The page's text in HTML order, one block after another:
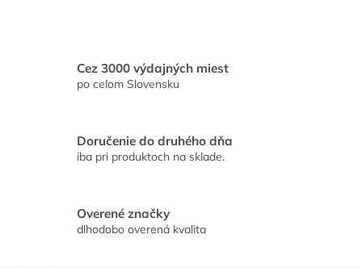
Cez 3000 výdajných miest
po celom Slovensku
Doručenie do druhého dňa
iba pri produktoch na sklade.
Overené značky
dlhodobo overená kvalita